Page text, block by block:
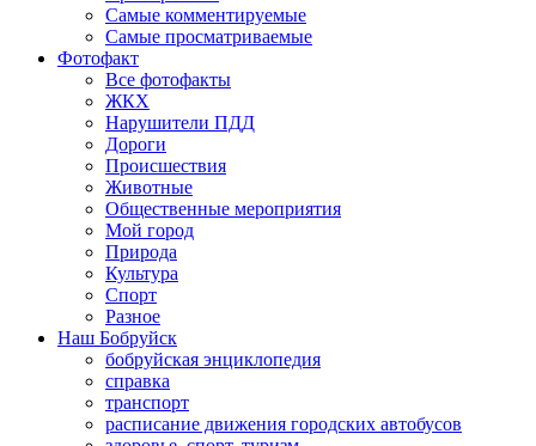
Самые комментируемые
Самые просматриваемые
Фотофакт
Все фотофакты
ЖКХ
Нарушители ПДД
Дороги
Происшествия
Животные
Общественные мероприятия
Мой город
Природа
Культура
Спорт
Разное
Наш Бобруйск
бобруйская энциклопедия
справка
транспорт
расписание движения городских автобусов